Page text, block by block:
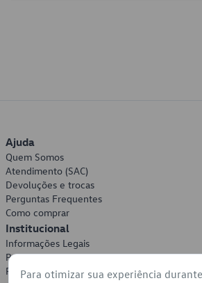
Ajuda
Quem Somos
Atendimento (SAC)
Devoluções e trocas
Perguntas Frequentes
Como comprar
Institucional
Informações Legais
Política de Privacidade
Política de Cookies
Para otimizar sua experiência